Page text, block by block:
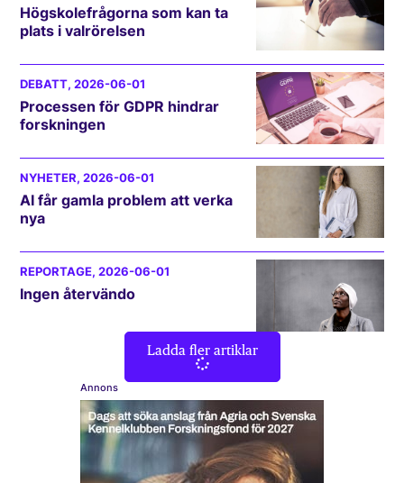
Högskolefrågorna som kan ta
plats i valrörelsen
DEBATT, 2026-06-01
Processen för GDPR hindrar
forskningen
NYHETER, 2026-06-01
AI får gamla problem att verka
nya
REPORTAGE, 2026-06-01
Ingen återvändo
Ladda fler artiklar
Annons